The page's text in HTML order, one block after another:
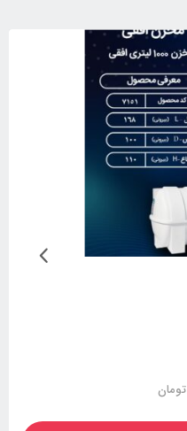
تومان